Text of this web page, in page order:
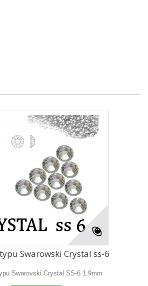
Swarowski Crystal ss-6
Swarovski Crystal SS-6 1,9mm